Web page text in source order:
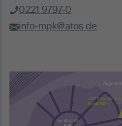
0221 9797-0
info-mpk@atos.de